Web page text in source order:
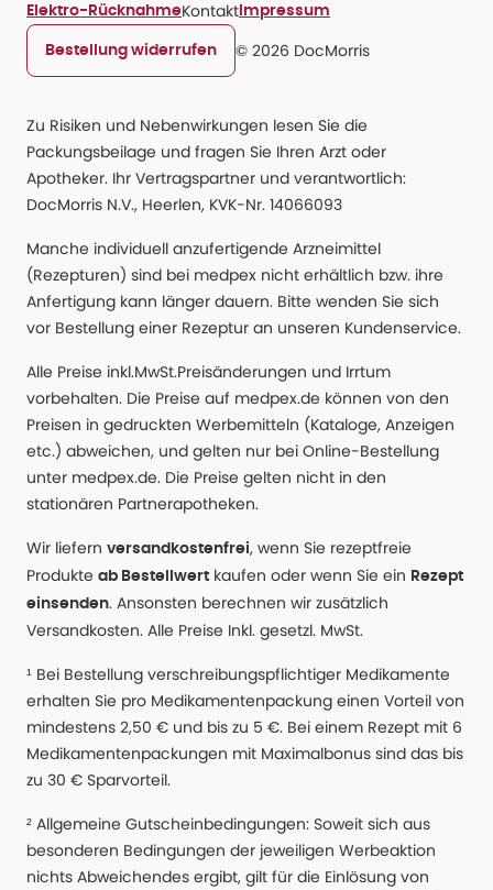
Elektro-RücknahmeKontakt Impressum
Bestellung widerrufen © 2026 DocMorris
Zu Risiken und Nebenwirkungen lesen Sie die
Packungsbeilage und fragen Sie Ihren Arzt oder
Apotheker. Ihr Vertragspartner und verantwortlich:
DocMorris N.V., Heerlen, KVK-Nr. 14066093
Manche individuell anzufertigende Arzneimittel
(Rezepturen) sind bei medpex nicht erhältlich bzw. ihre
Anfertigung kann länger dauern. Bitte wenden Sie sich
vor Bestellung einer Rezeptur an unseren Kundenservice.
Alle Preise inkl.MwSt.Preisänderungen und Irrtum
vorbehalten. Die Preise auf medpex.de können von den
Preisen in gedruckten Werbemitteln (Kataloge, Anzeigen
etc.) abweichen, und gelten nur bei Online-Bestellung
unter medpex.de. Die Preise gelten nicht in den
stationären Partnerapotheken.
Wir liefern versandkostenfrei, wenn Sie rezeptfreie
Produkte ab Bestellwert kaufen oder wenn Sie ein Rezept
einsenden. Ansonsten berechnen wir zusätzlich
Versandkosten. Alle Preise Inkl. gesetzl. MwSt.
¹ Bei Bestellung verschreibungspflichtiger Medikamente
erhalten Sie pro Medikamentenpackung einen Vorteil von
mindestens 2,50 € und bis zu 5 €. Bei einem Rezept mit 6
Medikamentenpackungen mit Maximalbonus sind das bis
zu 30 € Sparvorteil.
² Allgemeine Gutscheinbedingungen: Soweit sich aus
besonderen Bedingungen der jeweiligen Werbeaktion
nichts Abweichendes ergibt, gilt für die Einlösung von